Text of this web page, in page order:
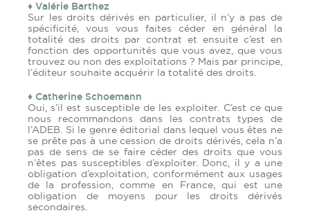
♦ Valérie Barthez
Sur les droits dérivés en particulier, il n’y a pas de
spécificité, vous vous faites céder en général la
totalité des droits par contrat et ensuite c’est en
fonction des opportunités que vous avez, que vous
trouvez ou non des exploitations ? Mais par principe,
l’éditeur souhaite acquérir la totalité des droits.
♦ Catherine Schoemann
Oui, s’il est susceptible de les exploiter. C’est ce que
nous recommandons dans les contrats types de
l’ADEB. Si le genre éditorial dans lequel vous êtes ne
se prête pas à une cession de droits dérivés, cela n’a
pas de sens de se faire céder des droits que vous
n’êtes pas susceptibles d’exploiter. Donc, il y a une
obligation d’exploitation, conformément aux usages
de la profession, comme en France, qui est une
obligation de moyens pour les droits dérivés
secondaires.